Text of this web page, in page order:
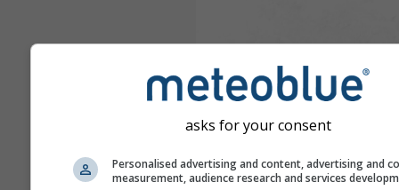
asks for your consent
Personalised advertising and content, advertising and
measurement, audience research and services